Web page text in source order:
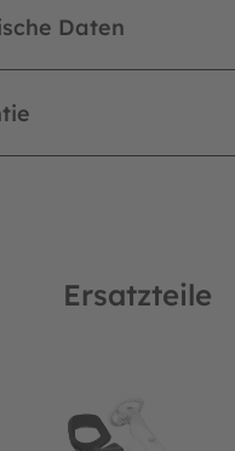
Daten
Ersatzteile